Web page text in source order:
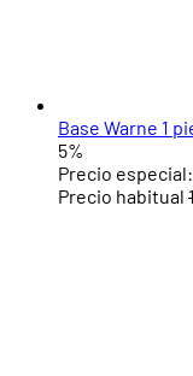
Base Warne 1
5%
Precio especial:
Precio habitual